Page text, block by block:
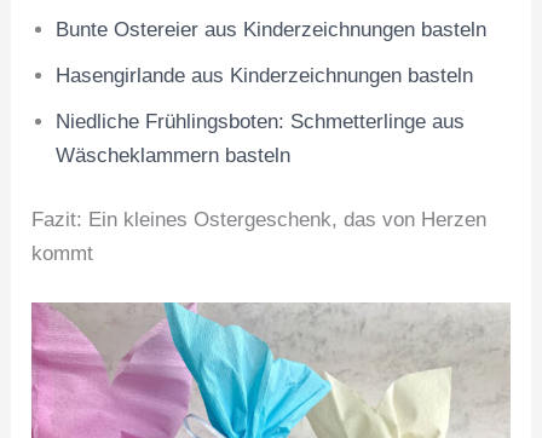
Bunte Ostereier aus Kinderzeichnungen basteln
Hasengirlande aus Kinderzeichnungen basteln
Niedliche Frühlingsboten: Schmetterlinge aus
Wäscheklammern basteln
Fazit: Ein kleines Ostergeschenk, das von Herzen
kommt